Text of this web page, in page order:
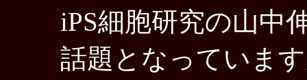
iPS細胞研究の山中
話題となっていま